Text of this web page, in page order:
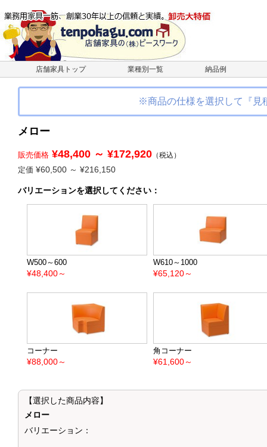
店舗家具トップ 業種別一覧 納品例
※商品の仕様を選択して『見
メロー
販売価格 ¥48,400 ～ ¥172,920 （税込）
定価¥60,500 ～ ¥216,150
バリエーションを選択してください ：
W500～600
¥48,400～
W610～1000
¥65,120～
コーナー
¥88,000～
角コーナー
¥61,600～
【選択した商品内容】
メロー
バリエーション：